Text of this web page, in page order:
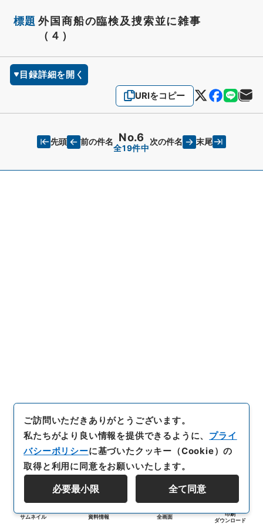
標題 外国商船の臨検及捜索並に雑事
（４）
目録詳細を開く
URIをコピー
先頭 前の件名 No.6
全19件中
次の件名 末尾
サムネイル 資料情報 全画面
印刷
ダウンロード
ご訪問いただきありがとうございます。
私たちがより良い情報を提供できるように、 プライ
バシーポリシーに基づいたクッキー（Cookie）の
取得と利用に同意をお願いいたします。
必要最小限 全て同意